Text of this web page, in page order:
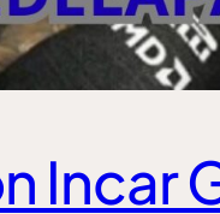
Incar